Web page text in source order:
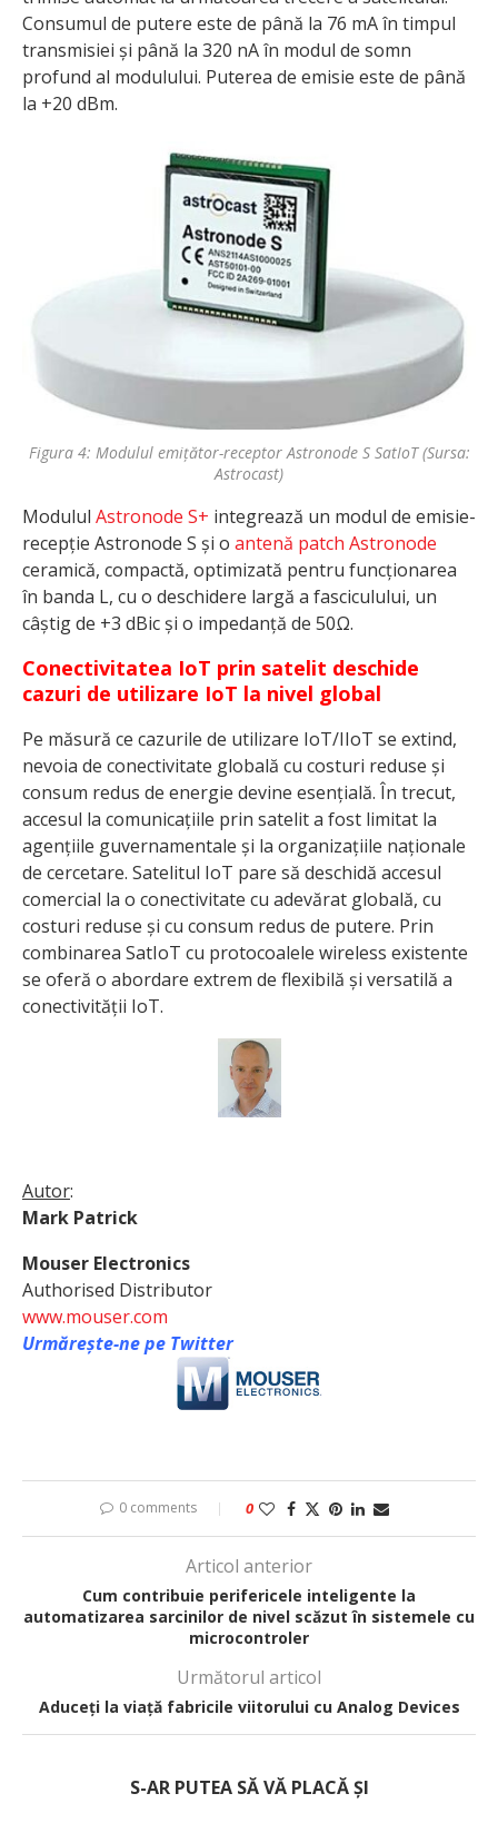
Consumul de putere este de până la 76 mA în timpul
transmisiei și până la 320 nA în modul de somn
profund al modulului. Puterea de emisie este de până
la +20 dBm.
Figura 4: Modulul emițător-receptor Astronode S SatIoT (Sursa:
Astrocast)
Modulul Astronode S+ integrează un modul de emisie-
recepție Astronode S și o antenă patch Astronode
ceramică, compactă, optimizată pentru funcționarea
în banda L, cu o deschidere largă a fasciculului, un
câștig de +3 dBic și o impedanță de 50Ω.
Conectivitatea IoT prin satelit deschide
cazuri de utilizare IoT la nivel global
Pe măsură ce cazurile de utilizare IoT/IIoT se extind,
nevoia de conectivitate globală cu costuri reduse și
consum redus de energie devine esențială. În trecut,
accesul la comunicațiile prin satelit a fost limitat la
agențiile guvernamentale și la organizațiile naționale
de cercetare. Satelitul IoT pare să deschidă accesul
comercial la o conectivitate cu adevărat globală, cu
costuri reduse și cu consum redus de putere. Prin
combinarea SatIoT cu protocoalele wireless existente
se oferă o abordare extrem de flexibilă și versatilă a
conectivității IoT.
Autor:
Mark Patrick
Mouser Electronics
Authorised Distributor
www.mouser.com
Urmărește-ne pe Twitter
0 comments 0
Articol anterior
Cum contribuie perifericele inteligente la
automatizarea sarcinilor de nivel scăzut în sistemele cu
microcontroler
Următorul articol
Aduceți la viață fabricile viitorului cu Analog Devices
S-AR PUTEA SĂ VĂ PLACĂ ȘI